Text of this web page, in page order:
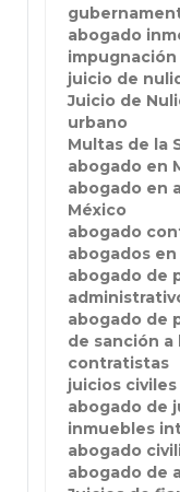
abogado
juicio de
Juicio de
urbano
Multas de la
abogado en
abogado en
México
abogado
abogados
abogado de
abogado de
de sanción
contratistas
juicios civiles
abogado de
inmuebles
abogado
abogado de